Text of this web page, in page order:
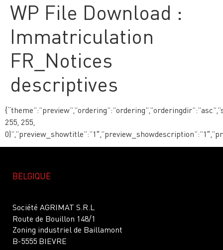
WP File Download :
Immatriculation
FR_Notices
descriptives
255, 255,
BELGIQUE
Société AGRIMAT S.R.L
Route de Bouillon 148/1
Zoning industriel de Baillamont
B-5555 BIEVRE